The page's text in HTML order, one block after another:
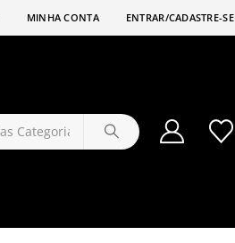
MINHA CONTA ENTRAR/CADASTRE-SE